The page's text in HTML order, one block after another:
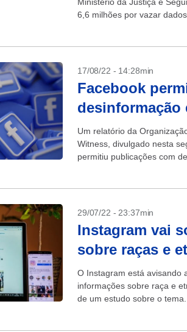
6,6 milhões por vazar
17/08/22 - 14:28min
Facebook
desinformação
Um relatório da
Witness, divulgado nesta
permitiu publicações com
29/07/22 - 23:37min
Instagram vai
sobre raças e
O Instagram está avisando
informações sobre raça e
de um estudo sobre o